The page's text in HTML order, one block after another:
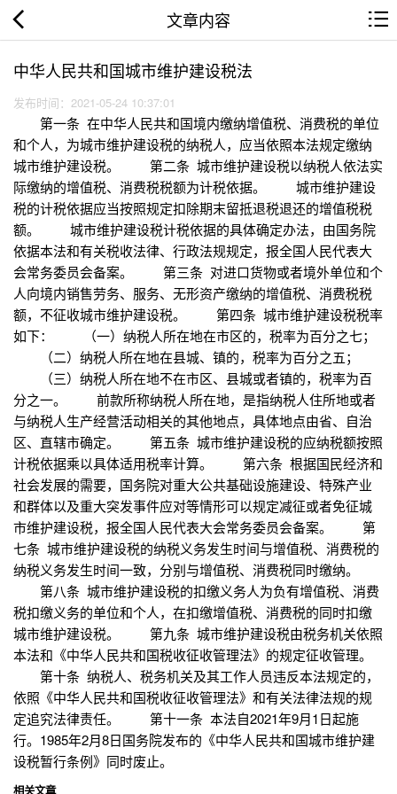
文章内容
中华人民共和国城市维护建设税法
发布时间：2021-05-24 10:37:01
第一条 在中华人民共和国境内缴纳增值税、消费税的单位
和个人，为城市维护建设税的纳税人，应当依照本法规定缴纳
城市维护建设税。 第二条 城市维护建设税以纳税人依法实
际缴纳的增值税、消费税税额为计税依据。 城市维护建设
税的计税依据应当按照规定扣除期末留抵退税退还的增值税税
额。 城市维护建设税计税依据的具体确定办法，由国务院
依据本法和有关税收法律、行政法规规定，报全国人民代表大
会常务委员会备案。 第三条 对进口货物或者境外单位和个
人向境内销售劳务、服务、无形资产缴纳的增值税、消费税税
额，不征收城市维护建设税。 第四条 城市维护建设税税率
如下： （一）纳税人所在地在市区的，税率为百分之七；
（二）纳税人所在地在县城、镇的，税率为百分之五；
（三）纳税人所在地不在市区、县城或者镇的，税率为百
分之一。 前款所称纳税人所在地，是指纳税人住所地或者
与纳税人生产经营活动相关的其他地点，具体地点由省、自治
区、直辖市确定。 第五条 城市维护建设税的应纳税额按照
计税依据乘以具体适用税率计算。 第六条 根据国民经济和
社会发展的需要，国务院对重大公共基础设施建设、特殊产业
和群体以及重大突发事件应对等情形可以规定减征或者免征城
市维护建设税，报全国人民代表大会常务委员会备案。 第
七条 城市维护建设税的纳税义务发生时间与增值税、消费税的
纳税义务发生时间一致，分别与增值税、消费税同时缴纳。
第八条 城市维护建设税的扣缴义务人为负有增值税、消费
税扣缴义务的单位和个人，在扣缴增值税、消费税的同时扣缴
城市维护建设税。 第九条 城市维护建设税由税务机关依照
本法和《中华人民共和国税收征收管理法》的规定征收管理。
第十条 纳税人、税务机关及其工作人员违反本法规定的，
依照《中华人民共和国税收征收管理法》和有关法律法规的规
定追究法律责任。 第十一条 本法自2021年9月1日起施
行。1985年2月8日国务院发布的《中华人民共和国城市维护建
设税暂行条例》同时废止。
相关文章